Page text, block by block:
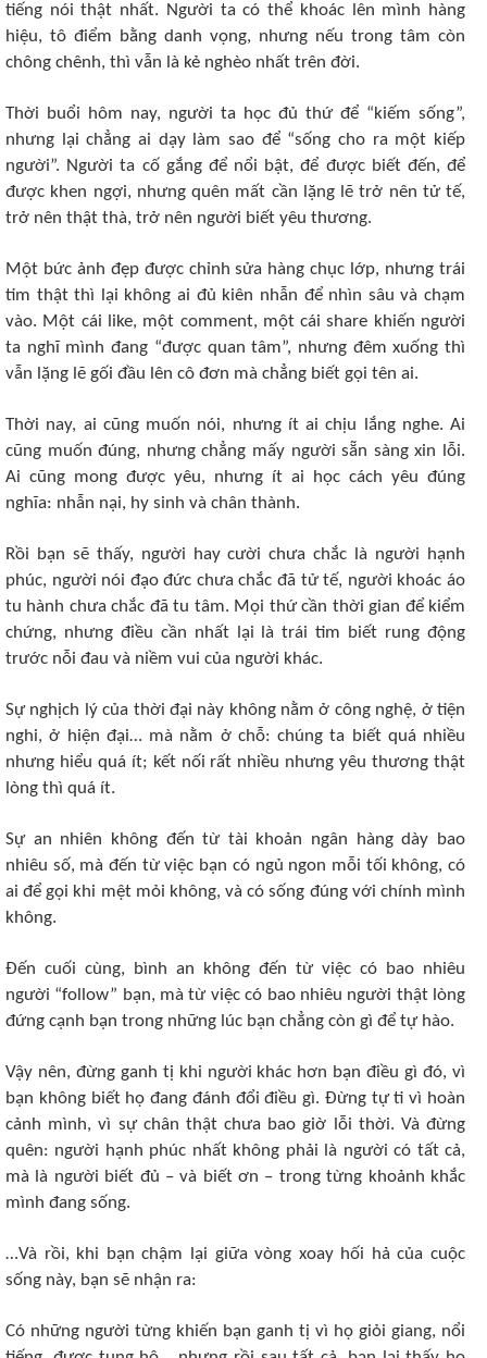
tiếng nói thật nhất. Người ta có thể khoác lên mình hàng
hiệu, tô điểm bằng danh vọng, nhưng nếu trong tâm còn
chông chênh, thì vẫn là kẻ nghèo nhất trên đời.
Thời buổi hôm nay, người ta học đủ thứ để “kiếm sống”,
nhưng lại chẳng ai dạy làm sao để “sống cho ra một kiếp
người”. Người ta cố gắng để nổi bật, để được biết đến, để
được khen ngợi, nhưng quên mất cần lặng lẽ trở nên tử tế,
trở nên thật thà, trở nên người biết yêu thương.
Một bức ảnh đẹp được chỉnh sửa hàng chục lớp, nhưng trái
tim thật thì lại không ai đủ kiên nhẫn để nhìn sâu và chạm
vào. Một cái like, một comment, một cái share khiến người
ta nghĩ mình đang “được quan tâm”, nhưng đêm xuống thì
vẫn lặng lẽ gối đầu lên cô đơn mà chẳng biết gọi tên ai.
Thời nay, ai cũng muốn nói, nhưng ít ai chịu lắng nghe. Ai
cũng muốn đúng, nhưng chẳng mấy người sẵn sàng xin lỗi.
Ai cũng mong được yêu, nhưng ít ai học cách yêu đúng
nghĩa: nhẫn nại, hy sinh và chân thành.
Rồi bạn sẽ thấy, người hay cười chưa chắc là người hạnh
phúc, người nói đạo đức chưa chắc đã tử tế, người khoác áo
tu hành chưa chắc đã tu tâm. Mọi thứ cần thời gian để kiểm
chứng, nhưng điều cần nhất lại là trái tim biết rung động
trước nỗi đau và niềm vui của người khác.
Sự nghịch lý của thời đại này không nằm ở công nghệ, ở tiện
nghi, ở hiện đại… mà nằm ở chỗ: chúng ta biết quá nhiều
nhưng hiểu quá ít; kết nối rất nhiều nhưng yêu thương thật
lòng thì quá ít.
Sự an nhiên không đến từ tài khoản ngân hàng dày bao
nhiêu số, mà đến từ việc bạn có ngủ ngon mỗi tối không, có
ai để gọi khi mệt mỏi không, và có sống đúng với chính mình
không.
Đến cuối cùng, bình an không đến từ việc có bao nhiêu
người “follow” bạn, mà từ việc có bao nhiêu người thật lòng
đứng cạnh bạn trong những lúc bạn chẳng còn gì để tự hào.
Vậy nên, đừng ganh tị khi người khác hơn bạn điều gì đó, vì
bạn không biết họ đang đánh đổi điều gì. Đừng tự ti vì hoàn
cảnh mình, vì sự chân thật chưa bao giờ lỗi thời. Và đừng
quên: người hạnh phúc nhất không phải là người có tất cả,
mà là người biết đủ – và biết ơn – trong từng khoảnh khắc
mình đang sống.
…Và rồi, khi bạn chậm lại giữa vòng xoay hối hả của cuộc
sống này, bạn sẽ nhận ra:
Có những người từng khiến bạn ganh tị vì họ giỏi giang, nổi